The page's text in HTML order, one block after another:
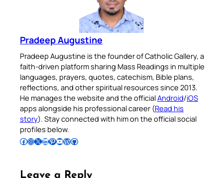
Pradeep Augustine
Pradeep Augustine is the founder of Catholic Gallery, a
faith-driven platform sharing Mass Readings in multiple
languages, prayers, quotes, catechism, Bible plans,
reflections, and other spiritual resources since 2013.
He manages the website and the officialAndroid/iOS
apps alongside his professional career (Read his
story). Stay connected with him on the official social
profiles below.
Follow Pradeep on Facebook Follow Pradeep on InstagramFollow Pradeep on X Follow Pradeep on LinkedIn Follow Pradeep on Pinterest Subscribe to Pradeep’s Youtube Channel Follow Pradeep on WordPress Follow Pradeep on GitHub
Leave a Reply